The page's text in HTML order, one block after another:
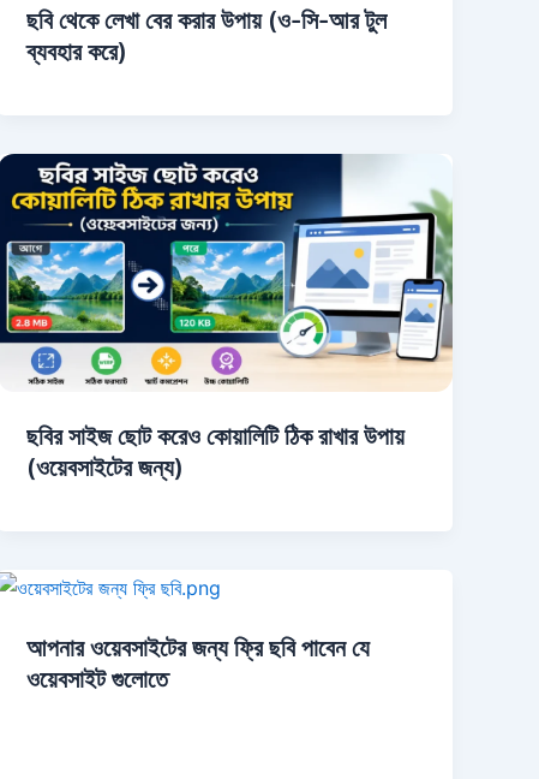
ছবি থেকে লেখা বের করার উপায় (ও-সি-আর টুল
ব্যবহার করে)
ছবির সাইজ ছোট করেও কোয়ালিটি ঠিক রাখার উপায়
(ওয়েবসাইটের জন্য)
আপনার ওয়েবসাইটের জন্য ফ্রি ছবি পাবেন যে
ওয়েবসাইট গুলোতে